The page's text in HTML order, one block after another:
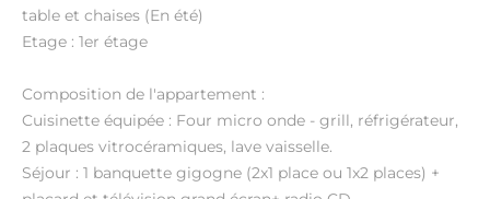
table et chaises (En été)
Etage : 1er étage
Composition de l'appartement :
Cuisinette équipée : Four micro onde - grill, réfrigérateur,
2 plaques vitrocéramiques, lave vaisselle.
Séjour : 1 banquette gigogne (2x1 place ou 1x2 places) +